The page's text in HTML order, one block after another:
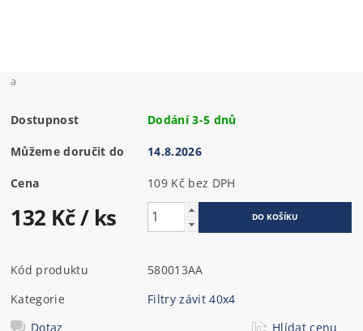
a
Dostupnost Dodání 3-5 dnů
Můžeme doručit do 14.8.2026
Cena 109 Kč bez DPH
132 Kč/ ks
Kód produktu
580013AA
Kategorie
Filtry závit 40x4
Dotaz
Hlídat cenu